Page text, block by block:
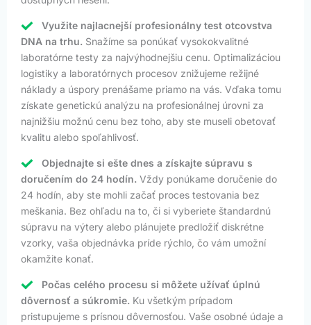
Využite najlacnejší profesionálny test otcovstva
DNA na trhu. Snažíme sa ponúkať vysokokvalitné
laboratórne testy za najvýhodnejšiu cenu. Optimalizáciou
logistiky a laboratórnych procesov znižujeme režijné
náklady a úspory prenášame priamo na vás. Vďaka tomu
získate genetickú analýzu na profesionálnej úrovni za
najnižšiu možnú cenu bez toho, aby ste museli obetovať
kvalitu alebo spoľahlivosť.
Objednajte si ešte dnes a získajte súpravu s
doručením do 24 hodín. Vždy ponúkame doručenie do
24 hodín, aby ste mohli začať proces testovania bez
meškania. Bez ohľadu na to, či si vyberiete štandardnú
súpravu na výtery alebo plánujete predložiť diskrétne
vzorky, vaša objednávka príde rýchlo, čo vám umožní
okamžite konať.
Počas celého procesu si môžete užívať úplnú
dôvernosť a súkromie. Ku všetkým prípadom
pristupujeme s prísnou dôvernosťou. Vaše osobné údaje a